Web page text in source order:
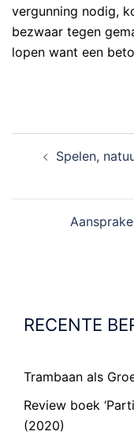
vergunning nodig,
bezwaar tegen
lopen want een
NAVIGATIE
Spelen,
RECENTE
Trambaan als
Review boek
(2020)